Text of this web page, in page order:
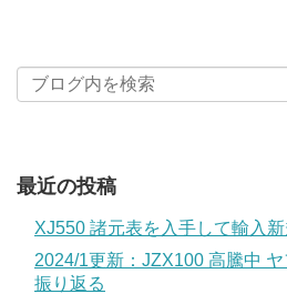
最近の投稿
XJ550 諸元表を入手して輸入新
2024/1更新：JZX100 高騰中
振り返る